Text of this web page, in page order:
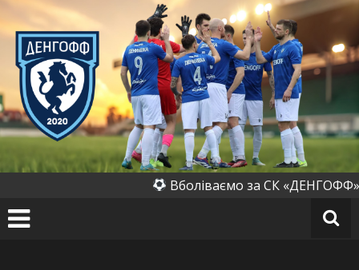
Перейти
вмісту
СК
«Д
ен
го
ф
ф»
Вболіваємо за СК «ДЕНГОФФ»